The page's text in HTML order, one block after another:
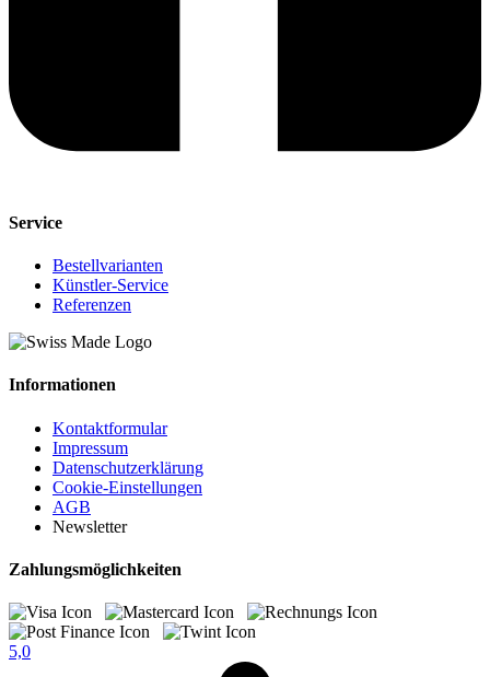
Service
Bestellvarianten
Künstler-Service
Referenzen
Informationen
Kontaktformular
Impressum
Datenschutzerklärung
Cookie-Einstellungen
AGB
Newsletter
Zahlungsmöglichkeiten
5,0